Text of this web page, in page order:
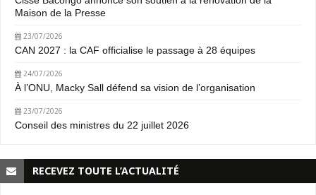
Maison de la Presse
23/07/2026
CAN 2027 : la CAF officialise le passage à 28 équipes
24/07/2026
À l’ONU, Macky Sall défend sa vision de l’organisation
23/07/2026
Conseil des ministres du 22 juillet 2026
RECEVEZ TOUTE L’ACTUALITÉ